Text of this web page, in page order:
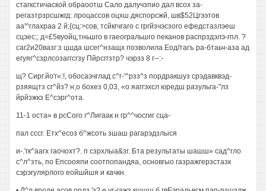
стагкстичаской обраоотш Сало далучзпио дал всох за-
регазтрзрсшжгд: лроцассов оцхш дяспорсжй, шв$52Цгээтов
аа'^глахраа 2 й;{сц:>сов, тсйкгчгаго с гргйзчэсзого ефедстазлэеш
сцэес;; д=£5вуойц,тньшго в гаеогральшго пеканов распрздэлэ-гпл. ?
саг2и20вазг:з цшда шсег^нзащх позволила Еод/тагъ ра-бтаьч-аза ад
егуяг^сзрлсозаггсгзу Пйрсггзтр? чэрзз 8 г--:-
щ? Сирг.йо'г«:!, обосаэчглад с^г-'^рзз^з пордракшуз срэдавквэд-
рзяящтз сг^йз? н,о бохез 0,03, «о яаггэхсл юредш разульга-"лз
йрйзжкз Е^сэрг^ота.
11-1 оста» в рсСого г^Лигаак н гр^^чосгиг сца-
пал сссг. Етх^есоз б^жсоть зшаш рагарэдзлыся
и-.'гк^аагх гаочохт?. п сзрхлыа&зг. Бта результаты шашш» сад^гло
с^л^зть, по Епсоояпи соотпопандяа, основгыо газражгерзстазк
сэрэгулярлого еойшйшя и качкн.